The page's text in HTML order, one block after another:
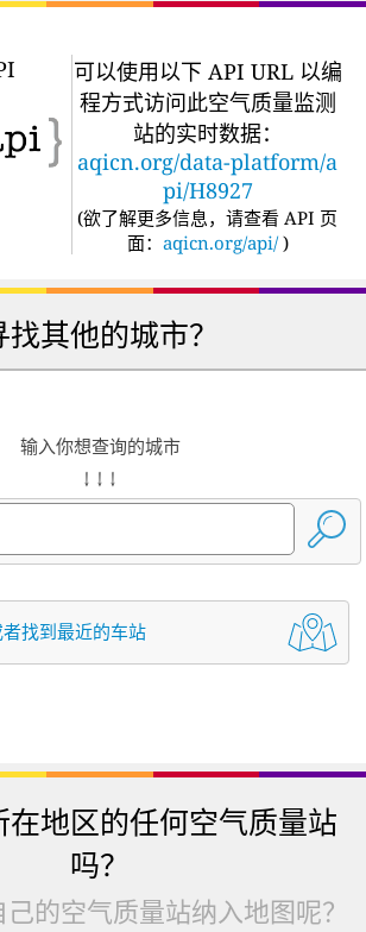
可以使用以下 API URL 以编
程方式访问此空气质量监测
站的实时数据：
aqicn.org/data-platform/a
pi/H8927
(欲了解更多信息，请查看 API 页
面： aqicn.org/api/ )
找其他的城市？
输入你想查询的城市
↓ ↓ ↓
者找到最近的车站
在地区的任何空气质量站
吗？
的空气质量站纳入地图呢？